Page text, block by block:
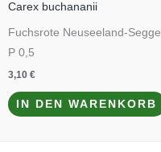
Carex buchananii
Fuchsrote Neuseeland-Segge
P 0,5
3,10 €
IN DEN WARENKORB